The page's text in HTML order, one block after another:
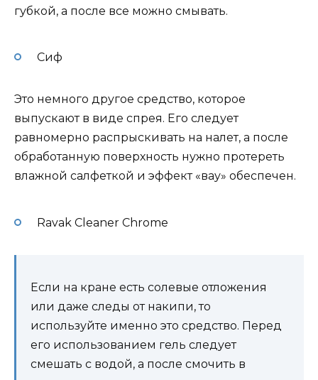
губкой, а после все можно смывать.
Сиф
Это немного другое средство, которое
выпускают в виде спрея. Его следует
равномерно распрыскивать на налет, а после
обработанную поверхность нужно протереть
влажной салфеткой и эффект «вау» обеспечен.
Ravak Cleaner Chrome
Если на кране есть солевые отложения
или даже следы от накипи, то
используйте именно это средство. Перед
его использованием гель следует
смешать с водой, а после смочить в